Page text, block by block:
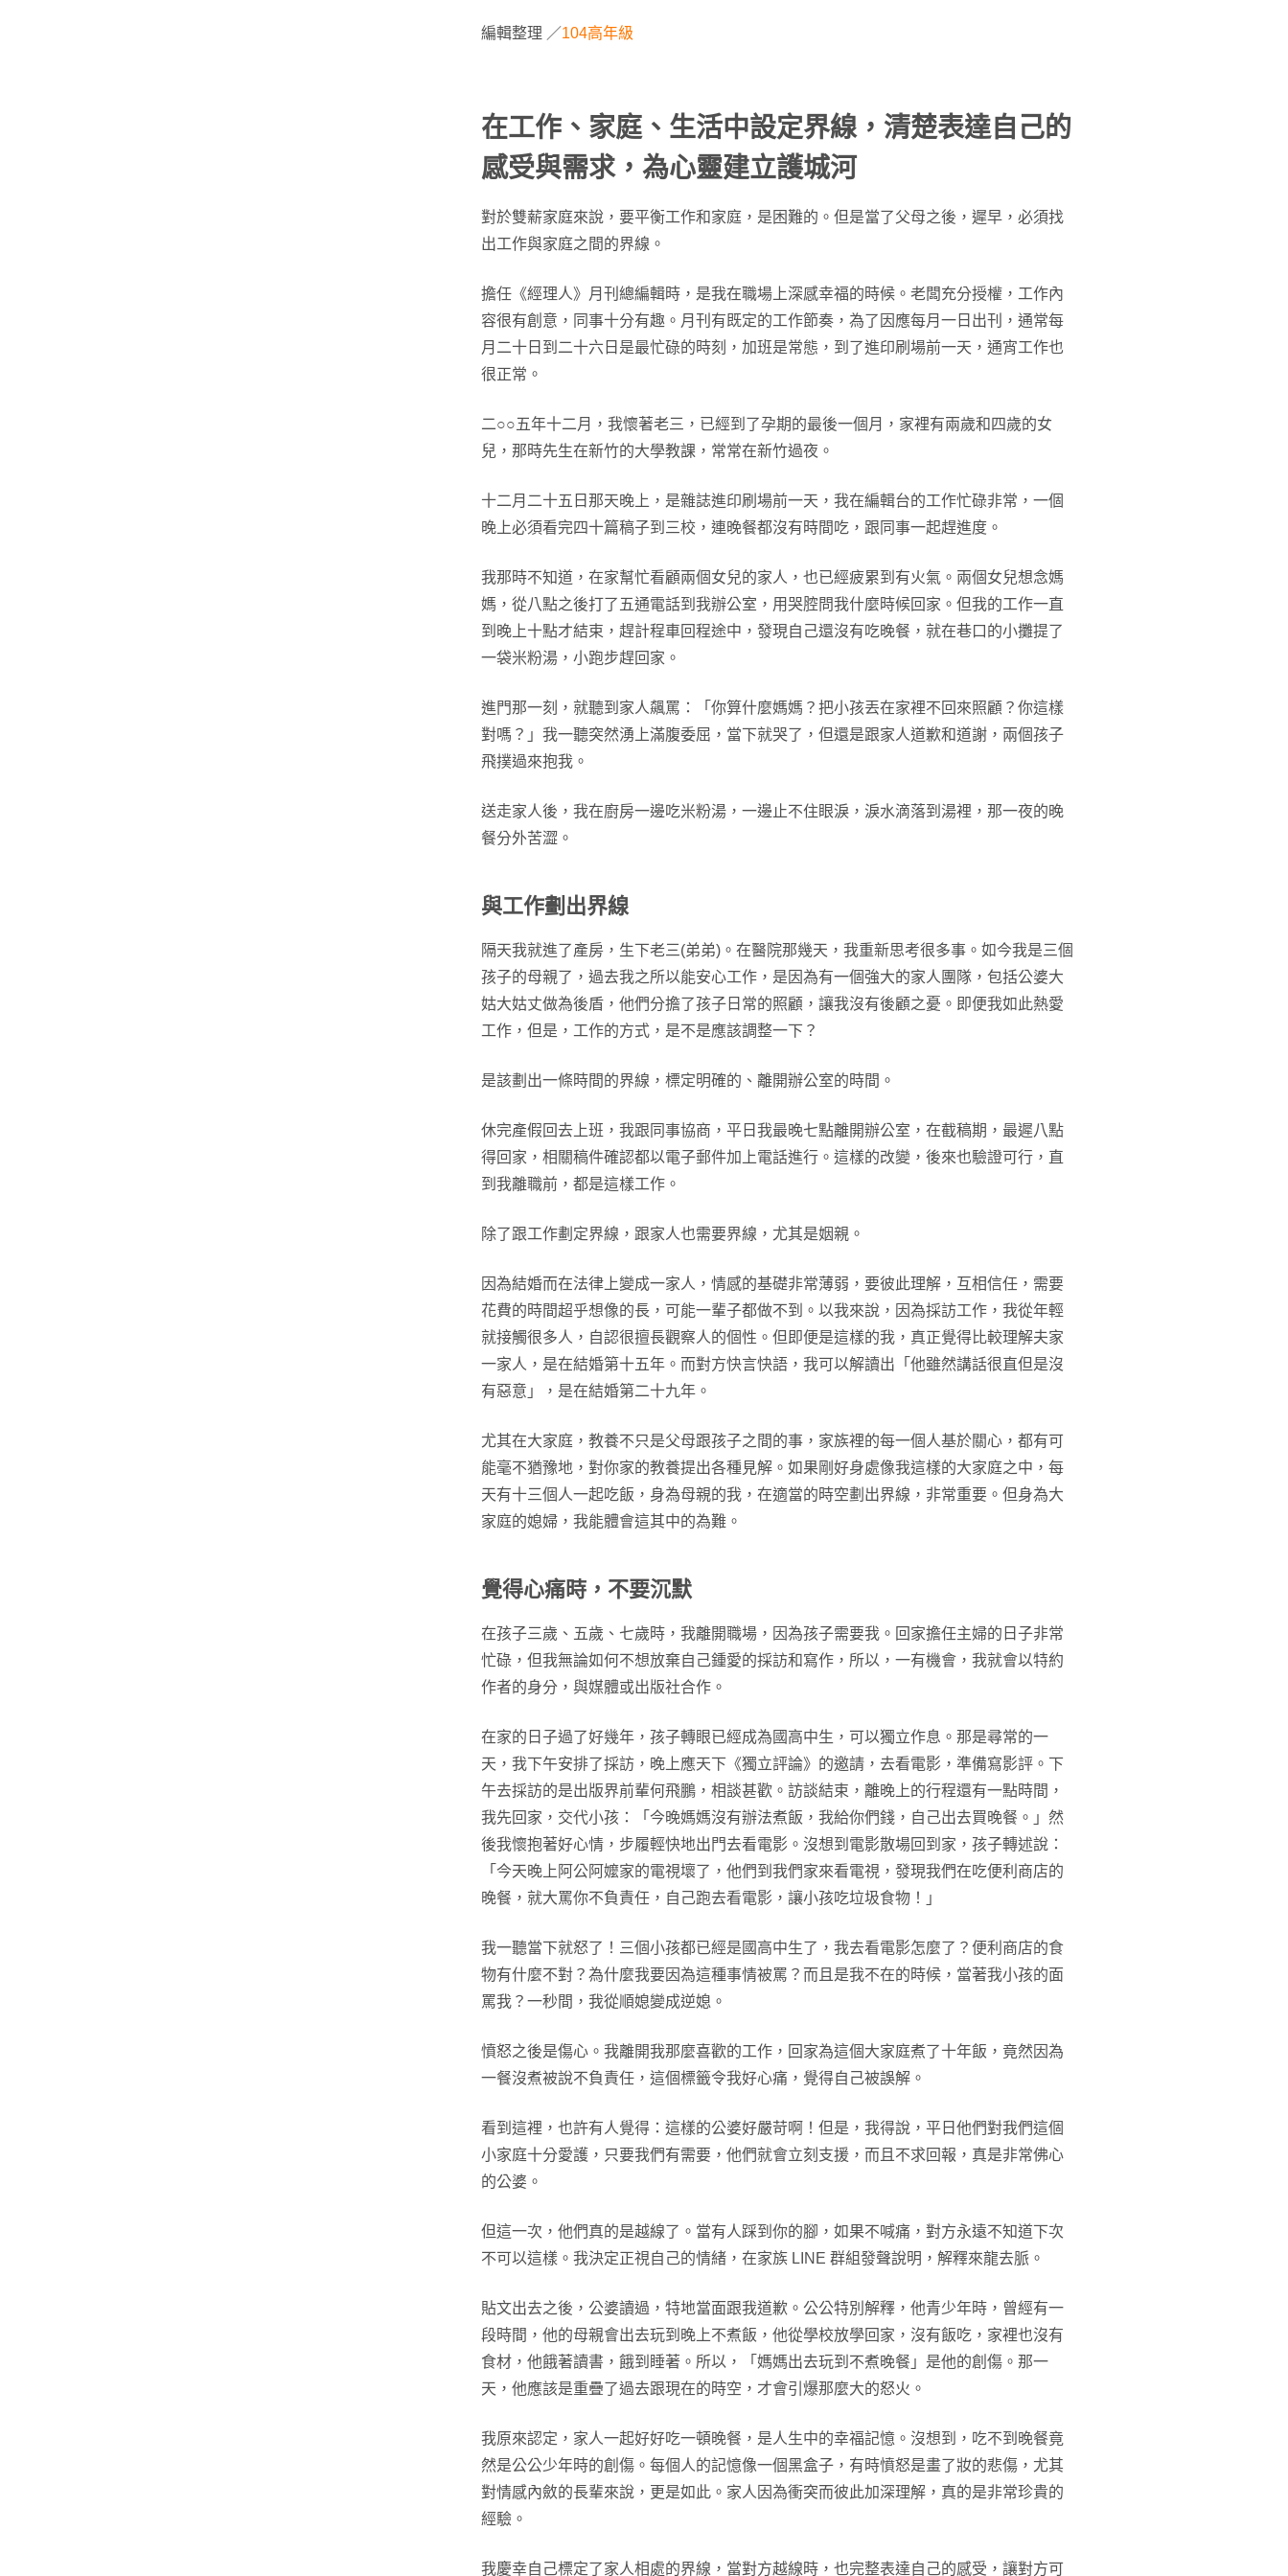
編輯整理 ／104高年級
在工作、家庭、生活中設定界線，清楚表達自己的
感受與需求，為心靈建立護城河
對於雙薪家庭來說，要平衡工作和家庭，是困難的。但是當了父母之後，遲早，必須找
出工作與家庭之間的界線。
擔任《經理人》月刊總編輯時，是我在職場上深感幸福的時候。老闆充分授權，工作內
容很有創意，同事十分有趣。月刊有既定的工作節奏，為了因應每月一日出刊，通常每
月二十日到二十六日是最忙碌的時刻，加班是常態，到了進印刷場前一天，通宵工作也
很正常。
二○○五年十二月，我懷著老三，已經到了孕期的最後一個月，家裡有兩歲和四歲的女
兒，那時先生在新竹的大學教課，常常在新竹過夜。
十二月二十五日那天晚上，是雜誌進印刷場前一天，我在編輯台的工作忙碌非常，一個
晚上必須看完四十篇稿子到三校，連晚餐都沒有時間吃，跟同事一起趕進度。
我那時不知道，在家幫忙看顧兩個女兒的家人，也已經疲累到有火氣。兩個女兒想念媽
媽，從八點之後打了五通電話到我辦公室，用哭腔問我什麼時候回家。但我的工作一直
到晚上十點才結束，趕計程車回程途中，發現自己還沒有吃晚餐，就在巷口的小攤提了
一袋米粉湯，小跑步趕回家。
進門那一刻，就聽到家人飆罵：「你算什麼媽媽？把小孩丟在家裡不回來照顧？你這樣
對嗎？」我一聽突然湧上滿腹委屈，當下就哭了，但還是跟家人道歉和道謝，兩個孩子
飛撲過來抱我。
送走家人後，我在廚房一邊吃米粉湯，一邊止不住眼淚，淚水滴落到湯裡，那一夜的晚
餐分外苦澀。
與工作劃出界線
隔天我就進了產房，生下老三(弟弟)。在醫院那幾天，我重新思考很多事。如今我是三個
孩子的母親了，過去我之所以能安心工作，是因為有一個強大的家人團隊，包括公婆大
姑大姑丈做為後盾，他們分擔了孩子日常的照顧，讓我沒有後顧之憂。即便我如此熱愛
工作，但是，工作的方式，是不是應該調整一下？
是該劃出一條時間的界線，標定明確的、離開辦公室的時間。
休完產假回去上班，我跟同事協商，平日我最晚七點離開辦公室，在截稿期，最遲八點
得回家，相關稿件確認都以電子郵件加上電話進行。這樣的改變，後來也驗證可行，直
到我離職前，都是這樣工作。
除了跟工作劃定界線，跟家人也需要界線，尤其是姻親。
因為結婚而在法律上變成一家人，情感的基礎非常薄弱，要彼此理解，互相信任，需要
花費的時間超乎想像的長，可能一輩子都做不到。以我來說，因為採訪工作，我從年輕
就接觸很多人，自認很擅長觀察人的個性。但即便是這樣的我，真正覺得比較理解夫家
一家人，是在結婚第十五年。而對方快言快語，我可以解讀出「他雖然講話很直但是沒
有惡意」，是在結婚第二十九年。
尤其在大家庭，教養不只是父母跟孩子之間的事，家族裡的每一個人基於關心，都有可
能毫不猶豫地，對你家的教養提出各種見解。如果剛好身處像我這樣的大家庭之中，每
天有十三個人一起吃飯，身為母親的我，在適當的時空劃出界線，非常重要。但身為大
家庭的媳婦，我能體會這其中的為難。
覺得心痛時，不要沉默
在孩子三歲、五歲、七歲時，我離開職場，因為孩子需要我。回家擔任主婦的日子非常
忙碌，但我無論如何不想放棄自己鍾愛的採訪和寫作，所以，一有機會，我就會以特約
作者的身分，與媒體或出版社合作。
在家的日子過了好幾年，孩子轉眼已經成為國高中生，可以獨立作息。那是尋常的一
天，我下午安排了採訪，晚上應天下《獨立評論》的邀請，去看電影，準備寫影評。下
午去採訪的是出版界前輩何飛鵬，相談甚歡。訪談結束，離晚上的行程還有一點時間，
我先回家，交代小孩：「今晚媽媽沒有辦法煮飯，我給你們錢，自己出去買晚餐。」然
後我懷抱著好心情，步履輕快地出門去看電影。沒想到電影散場回到家，孩子轉述說：
「今天晚上阿公阿嬤家的電視壞了，他們到我們家來看電視，發現我們在吃便利商店的
晚餐，就大罵你不負責任，自己跑去看電影，讓小孩吃垃圾食物！」
我一聽當下就怒了！三個小孩都已經是國高中生了，我去看電影怎麼了？便利商店的食
物有什麼不對？為什麼我要因為這種事情被罵？而且是我不在的時候，當著我小孩的面
罵我？一秒間，我從順媳變成逆媳。
憤怒之後是傷心。我離開我那麼喜歡的工作，回家為這個大家庭煮了十年飯，竟然因為
一餐沒煮被說不負責任，這個標籤令我好心痛，覺得自己被誤解。
看到這裡，也許有人覺得：這樣的公婆好嚴苛啊！但是，我得說，平日他們對我們這個
小家庭十分愛護，只要我們有需要，他們就會立刻支援，而且不求回報，真是非常佛心
的公婆。
但這一次，他們真的是越線了。當有人踩到你的腳，如果不喊痛，對方永遠不知道下次
不可以這樣。我決定正視自己的情緒，在家族 LINE 群組發聲說明，解釋來龍去脈。
貼文出去之後，公婆讀過，特地當面跟我道歉。公公特別解釋，他青少年時，曾經有一
段時間，他的母親會出去玩到晚上不煮飯，他從學校放學回家，沒有飯吃，家裡也沒有
食材，他餓著讀書，餓到睡著。所以，「媽媽出去玩到不煮晚餐」是他的創傷。那一
天，他應該是重疊了過去跟現在的時空，才會引爆那麼大的怒火。
我原來認定，家人一起好好吃一頓晚餐，是人生中的幸福記憶。沒想到，吃不到晚餐竟
然是公公少年時的創傷。每個人的記憶像一個黑盒子，有時憤怒是畫了妝的悲傷，尤其
對情感內斂的長輩來說，更是如此。家人因為衝突而彼此加深理解，真的是非常珍貴的
經驗。
我慶幸自己標定了家人相處的界線，當對方越線時，也完整表達自己的感受，讓對方可